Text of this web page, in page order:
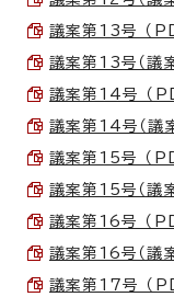
議案第13号 （
議案第13号（議
議案第14号 （
議案第14号（議
議案第15号 （
議案第15号（議
議案第16号 （
議案第16号（議
議案第17号 （